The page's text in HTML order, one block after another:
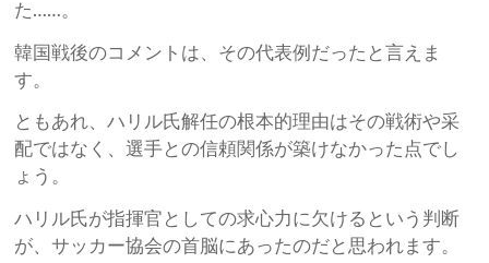
た……。
韓国戦後のコメントは、その代表例だったと言えま
す。
ともあれ、ハリル氏解任の根本的理由はその戦術や采
配ではなく、選手との信頼関係が築けなかった点でし
ょう。
ハリル氏が指揮官としての求心力に欠けるという判断
が、サッカー協会の首脳にあったのだと思われます。